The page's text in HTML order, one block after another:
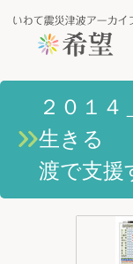
岩手県の被害状況
ピックアップコンテ
テーマから探す
２０１
生きる
渡で支援